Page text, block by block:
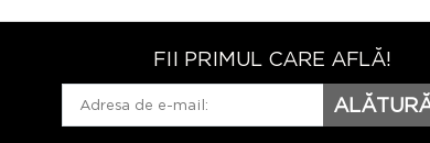
FII PRIMUL CARE AFLĂ!